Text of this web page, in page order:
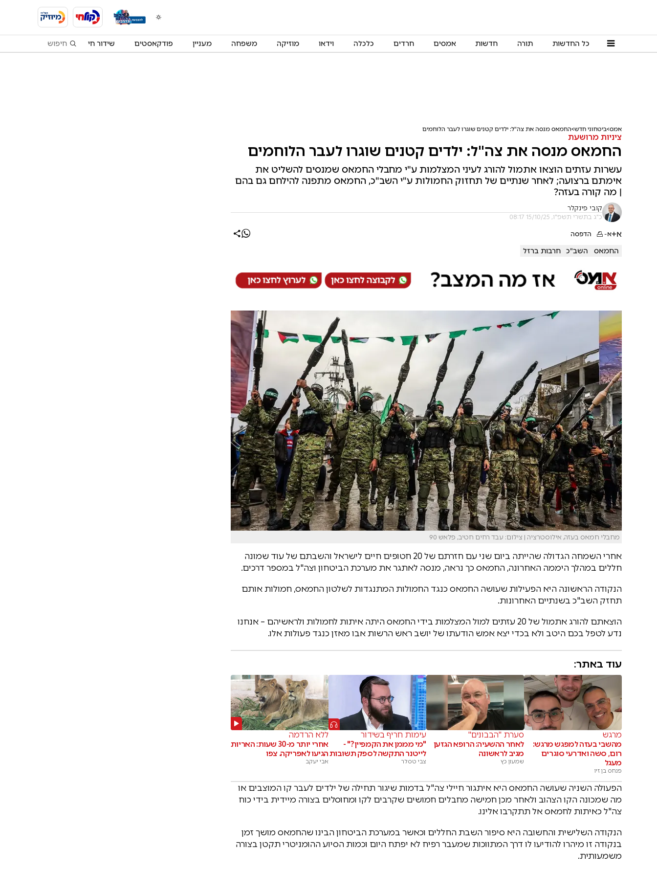
כל החדשות תורה חדשות אמסים חרדים כלכלה וידאו מוזיקה משפחה מעניין פודקאסטים שידור חי
אמס ביטחוני חדש החמאס מנסה את צה"ל: ילדים קטנים שוגרו לעבר הלוחמים
ציניות מרושעת
החמאס מנסה את צה"ל: ילדים קטנים שוגרו לעבר הלוחמים
עשרות עזתים הוצאו אתמול להורג לעיני המצלמות ע"י מחבלי החמאס שמנסים להשליט את
אימתם ברצועה; לאחר שנתיים של תחזוק החמולות ע"י השב"כ, החמאס מתפנה להילחם גם בהם
| מה קורה בעזה?
קובי פינקלר
כ"ג בתשרי תשפ"ו, 15/10/25 08:17
א+א- הדפסה
החמאס השב"כ חרבות ברזל
מחבלי חמאס בעזה, אילוסטרציה | צילום: עבד רחים חטיב, פלאש 90
אחרי השמחה הגדולה שהייתה ביום שני עם חזרתם של 20 חטופים חיים לישראל והשבתם של עוד שמונה
חללים במהלך היממה האחרונה, החמאס כך נראה, מנסה לאתגר את מערכת הביטחון וצה"ל במספר דרכים.
הנקודה הראשונה היא הפעילות שעושה החמאס כנגד החמולות המתנגדות לשלטון החמאס, חמולות אותם
תחזק השב"כ בשנתיים האחרונות.
הוצאתם להורג אתמול של 20 עזתים למול המצלמות בידי החמאס היתה איתות לחמולות ולראשיהם – אנחנו
נדע לטפל בכם היטב ולא בכדי יצא אמש הודעתו של יושב ראש הרשות אבו מאזן כנגד פעולות אלו.
עוד באתר:
מרגש
מהשבי בעזה למפגש מרגש:
רום, סשה ואדרעי סוגרים
מעגל
פנחס בן זיו
סערת "הבבונים"
לאחר ההשעיה: הרופא הגזען
מגיב לראשונה
שמעון כץ
עימות חריף בשידור
"מי מממן את הקמפיין?" -
לייטנר התקשה לספק תשובות
צבי טסלר
ללא הרדמה
אחרי יותר מ-30 שעות: האריות
הגיעו לאפריקה. צפו
אבי יעקב
הפעולה השניה שעושה החמאס היא איתגור חיילי צה"ל בדמות שיגור תחילה של ילדים לעבר קו המוצבים או
מה שמכונה הקו הצהוב ולאחר מכן חמישה מחבלים חמושים שקרבים לקו ומחוסלים בצורה מיידית בידי כוח
צה"ל כאיתות לחמאס אל תתקרבו אלינו.
הנקודה השלישית והחשובה היא סיפור השבת החללים וכאשר במערכת הביטחון הבינו שהחמאס מושך זמן
בנקודה זו מיהרו להודיעו לו דרך המתווכות שמעבר רפיח לא יפתח היום וכמות הסיוע ההומניטרי תקטן בצורה
משמעותית.